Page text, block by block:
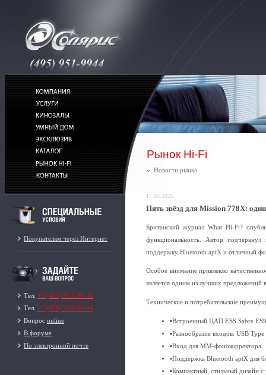
Покупателям через Интернет
Тел. +7 (495) 951-99-44
Тел. +7 (926) 159-99-44
Вопрос online
В форуме
По электронной почте
Рынок Hi-Fi
Новости рынка
17.03.2025
Пять звёзд для Mission 778X:
Британский журнал What Hi-Fi?
функциональность. Автор
поддержку Bluetooth aptX и отличный
Особое внимание привлекло
является одним из лучших предложений
Технические и потребительские
▪Встроенный ЦАП ESS Sabre
▪Разнообразие входов: USB
▪Вход для MM-фонокорректора.
▪Поддержка Bluetooth aptX для
▪Компактный, стильный дизайн